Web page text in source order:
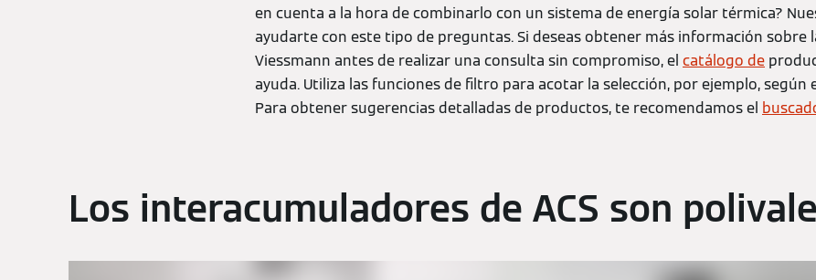
en cuenta a la hora de combinarlo con un sistema de energía solar térmica?
ayudarte con este tipo de preguntas. Si deseas obtener más información sobre
Viessmann antes de realizar una consulta sin compromiso, el catálogo de
ayuda. Utiliza las funciones de filtro para acotar la selección, por ejemplo, según
Para obtener sugerencias detalladas de productos, te recomendamos el
Los interacumuladores de ACS son